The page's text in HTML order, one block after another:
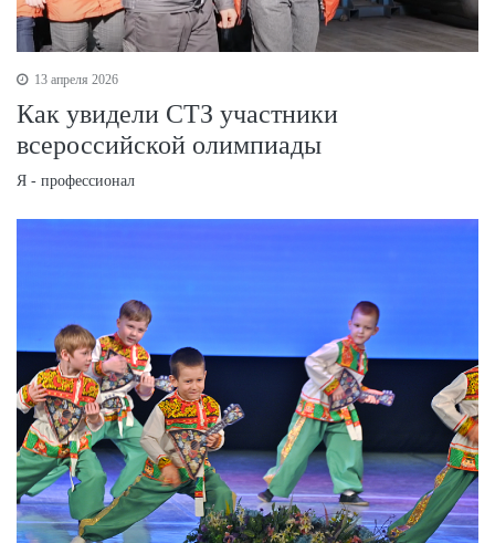
13 апреля 2026
Как увидели СТЗ участники
всероссийской олимпиады
Я - профессионал